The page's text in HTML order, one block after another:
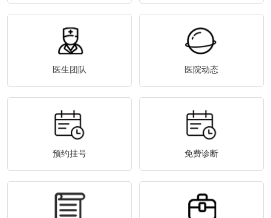
医生团队 医院动态
预约挂号 免费诊断